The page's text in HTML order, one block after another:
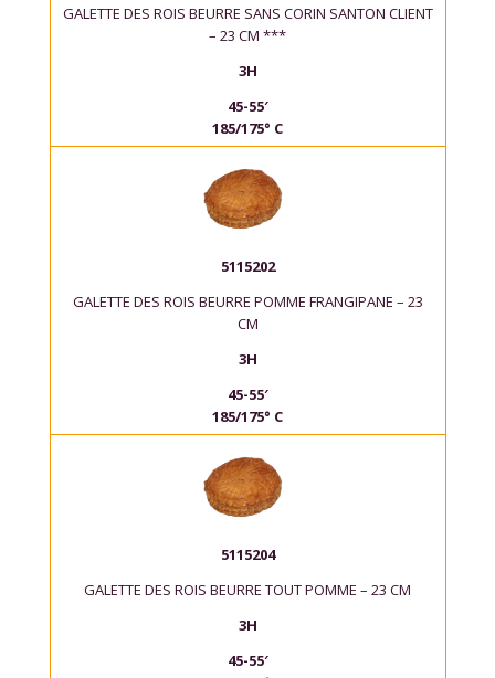
GALETTE DES ROIS BEURRE SANS CORIN SANTON CLIENT
– 23 CM ***
3H
45-55′
185/175° C
5115202
GALETTE DES ROIS BEURRE POMME FRANGIPANE – 23
CM
3H
45-55′
185/175° C
5115204
GALETTE DES ROIS BEURRE TOUT POMME – 23 CM
3H
45-55′